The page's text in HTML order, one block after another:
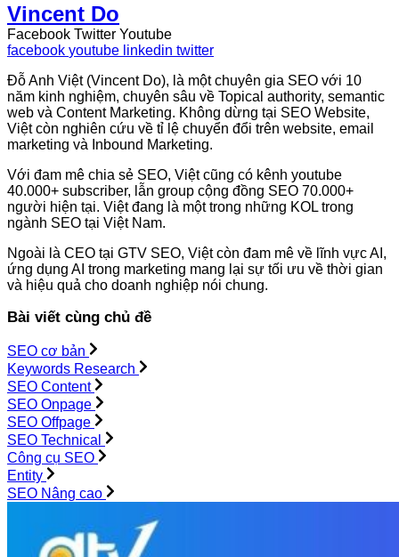
Vincent Do
Facebook Twitter Youtube
facebook youtube linkedin twitter
Đỗ Anh Việt (Vincent Do), là một chuyên gia SEO với 10
năm kinh nghiệm, chuyên sâu về Topical authority, semantic
web và Content Marketing. Không dừng tại SEO Website,
Việt còn nghiên cứu về tỉ lệ chuyển đổi trên website, email
marketing và Inbound Marketing.
Với đam mê chia sẻ SEO, Việt cũng có kênh youtube
40.000+ subscriber, lẫn group cộng đồng SEO 70.000+
người hiện tại. Việt đang là một trong những KOL trong
ngành SEO tại Việt Nam.
Ngoài là CEO tại GTV SEO, Việt còn đam mê về lĩnh vực AI,
ứng dụng AI trong marketing mang lại sự tối ưu về thời gian
và hiệu quả cho doanh nghiệp nói chung.
Bài viết cùng chủ đề
SEO cơ bản
Keywords Research
SEO Content
SEO Onpage
SEO Offpage
SEO Technical
Công cụ SEO
Entity
SEO Nâng cao